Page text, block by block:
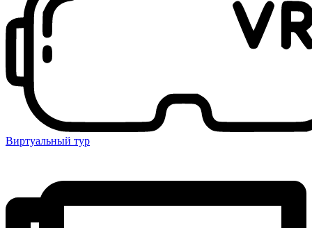
Виртуальный тур